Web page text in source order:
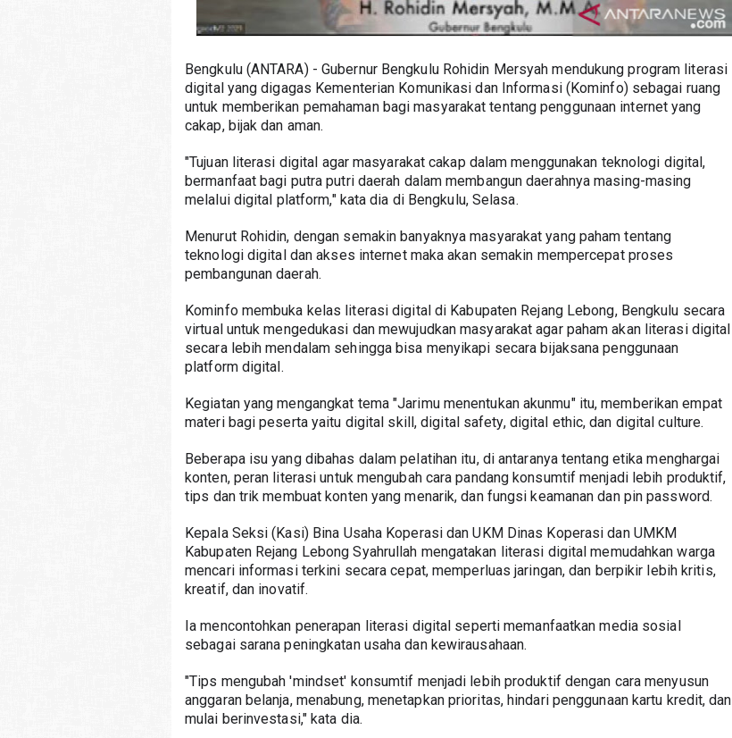
Bengkulu (ANTARA) - Gubernur Bengkulu Rohidin Mersyah mendukung program literasi
digital yang digagas Kementerian Komunikasi dan Informasi (Kominfo) sebagai ruang
untuk memberikan pemahaman bagi masyarakat tentang penggunaan internet yang
cakap, bijak dan aman.
"Tujuan literasi digital agar masyarakat cakap dalam menggunakan teknologi digital,
bermanfaat bagi putra putri daerah dalam membangun daerahnya masing-masing
melalui digital platform," kata dia di Bengkulu, Selasa.
Menurut Rohidin, dengan semakin banyaknya masyarakat yang paham tentang
teknologi digital dan akses internet maka akan semakin mempercepat proses
pembangunan daerah.
Kominfo membuka kelas literasi digital di Kabupaten Rejang Lebong, Bengkulu secara
virtual untuk mengedukasi dan mewujudkan masyarakat agar paham akan literasi digital
secara lebih mendalam sehingga bisa menyikapi secara bijaksana penggunaan
platform digital.
Kegiatan yang mengangkat tema "Jarimu menentukan akunmu" itu, memberikan empat
materi bagi peserta yaitu digital skill, digital safety, digital ethic, dan digital culture.
Beberapa isu yang dibahas dalam pelatihan itu, di antaranya tentang etika menghargai
konten, peran literasi untuk mengubah cara pandang konsumtif menjadi lebih produktif,
tips dan trik membuat konten yang menarik, dan fungsi keamanan dan pin password.
Kepala Seksi (Kasi) Bina Usaha Koperasi dan UKM Dinas Koperasi dan UMKM
Kabupaten Rejang Lebong Syahrullah mengatakan literasi digital memudahkan warga
mencari informasi terkini secara cepat, memperluas jaringan, dan berpikir lebih kritis,
kreatif, dan inovatif.
Ia mencontohkan penerapan literasi digital seperti memanfaatkan media sosial
sebagai sarana peningkatan usaha dan kewirausahaan.
"Tips mengubah 'mindset' konsumtif menjadi lebih produktif dengan cara menyusun
anggaran belanja, menabung, menetapkan prioritas, hindari penggunaan kartu kredit, dan
mulai berinvestasi," kata dia.